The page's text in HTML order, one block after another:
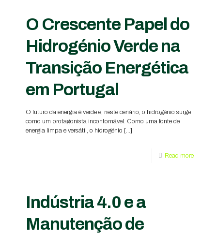
O Crescente Papel do
Hidrogénio Verde na
Transição Energética
em Portugal
O futuro da energia é verde e, neste cenário, o hidrogénio surge
como um protagonista incontornável. Como uma fonte de
energia limpa e versátil, o hidrogénio […]
Read more
Indústria 4.0 e a
Manutenção de